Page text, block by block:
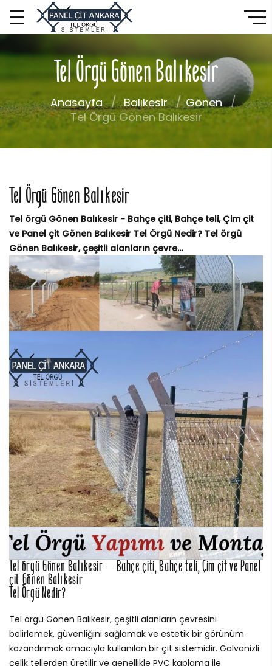
Tel Örgü Gönen Balıkesir
Anasayfa Balıkesir
Gönen
Tel Örgü Gönen Balıkesir
Tel Örgü Gönen Balıkesir
Tel örgü Gönen Balıkesir - Bahçe çiti, Bahçe teli, Çim çit
ve Panel çit Gönen Balıkesir Tel Örgü Nedir? Tel örgü
Gönen Balıkesir, çeşitli alanların çevre...
Tel örgü Gönen Balıkesir – Bahçe çiti, Bahçe teli, Çim çit ve Panel
çit Gönen Balıkesir
Tel Örgü Nedir?
Tel örgü Gönen Balıkesir, çeşitli alanların çevresini
belirlemek, güvenliğini sağlamak ve estetik bir görünüm
kazandırmak amacıyla kullanılan bir çit sistemidir. Galvanizli
çelik tellerden üretilir ve genellikle PVC kaplama ile